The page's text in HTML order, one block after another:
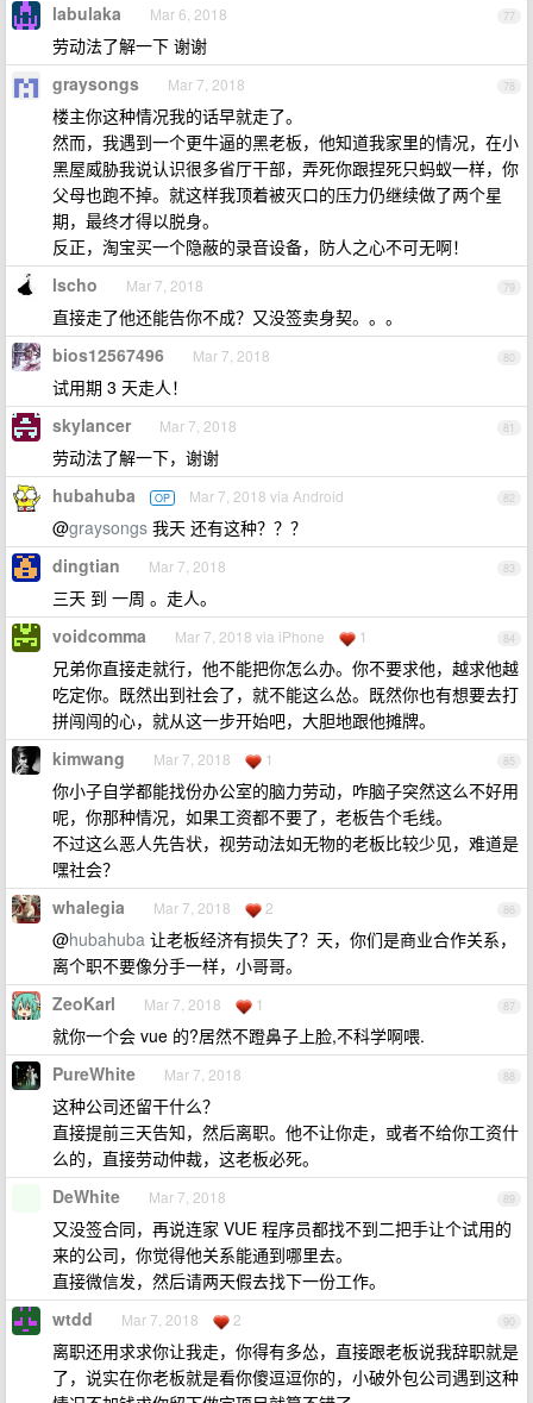
77
labulaka Mar 6, 2018
劳动法了解一下 谢谢
78
graysongs Mar 7, 2018
楼主你这种情况我的话早就走了。
然而，我遇到一个更牛逼的黑老板，他知道我家里的情况，在小
黑屋威胁我说认识很多省厅干部，弄死你跟捏死只蚂蚁一样，你
父母也跑不掉。就这样我顶着被灭口的压力仍继续做了两个星
期，最终才得以脱身。
反正，淘宝买一个隐蔽的录音设备，防人之心不可无啊！
79
lscho Mar 7, 2018
直接走了他还能告你不成？又没签卖身契。。。
80
bios12567496 Mar 7, 2018
试用期 3 天走人！
81
skylancer Mar 7, 2018
劳动法了解一下，谢谢
82
hubahuba OP Mar 7, 2018 via Android
@graysongs 我天 还有这种？？？
83
dingtian Mar 7, 2018
三天 到 一周 。走人。
84
voidcomma Mar 7, 2018 via iPhone 1
兄弟你直接走就行，他不能把你怎么办。你不要求他，越求他越
吃定你。既然出到社会了，就不能这么怂。既然你也有想要去打
拼闯闯的心，就从这一步开始吧，大胆地跟他摊牌。
85
kimwang Mar 7, 2018 1
你小子自学都能找份办公室的脑力劳动，咋脑子突然这么不好用
呢，你那种情况，如果工资都不要了，老板告个毛线。
不过这么恶人先告状，视劳动法如无物的老板比较少见，难道是
嘿社会？
86
whalegia Mar 7, 2018 2
@hubahuba 让老板经济有损失了？天，你们是商业合作关系，
离个职不要像分手一样，小哥哥。
87
ZeoKarl Mar 7, 2018 1
就你一个会 vue 的?居然不蹬鼻子上脸,不科学啊喂.
88
PureWhite Mar 7, 2018
这种公司还留干什么？
直接提前三天告知，然后离职。他不让你走，或者不给你工资什
么的，直接劳动仲裁，这老板必死。
89
DeWhite Mar 7, 2018
又没签合同，再说连家 VUE 程序员都找不到二把手让个试用的
来的公司，你觉得他关系能通到哪里去。
直接微信发，然后请两天假去找下一份工作。
90
wtdd Mar 7, 2018 2
离职还用求求你让我走，你得有多怂，直接跟老板说我辞职就是
了，说实在你老板就是看你傻逗逗你的，小破外包公司遇到这种